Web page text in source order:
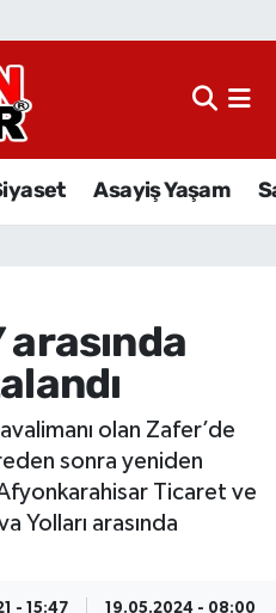
Asayiş Yaşam
arasında
olan Zafer’de
sonra yeniden
Ticaret ve
Yolları arasında
- 15:47 19.05.2024 - 08:00